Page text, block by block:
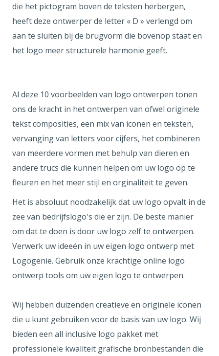
die het pictogram boven de teksten herbergen,
heeft deze ontwerper de letter « D » verlengd om
aan te sluiten bij de brugvorm die bovenop staat en
het logo meer structurele harmonie geeft.
Al deze 10 voorbeelden van logo ontwerpen tonen
ons de kracht in het ontwerpen van ofwel originele
tekst composities, een mix van iconen en teksten,
vervanging van letters voor cijfers, het combineren
van meerdere vormen met behulp van dieren en
andere trucs die kunnen helpen om uw logo op te
fleuren en het meer stijl en orginaliteit te geven.
Het is absoluut noodzakelijk dat uw logo opvalt in de
zee van bedrijfslogo's die er zijn. De beste manier
om dat te doen is door uw logo zelf te ontwerpen.
Verwerk uw ideeën in uw eigen logo ontwerp met
Logogenie. Gebruik onze krachtige online logo
ontwerp tools om uw eigen logo te ontwerpen.
Wij hebben duizenden creatieve en originele iconen
die u kunt gebruiken voor de basis van uw logo. Wij
bieden een all inclusive logo pakket met
professionele kwaliteit grafische bronbestanden die